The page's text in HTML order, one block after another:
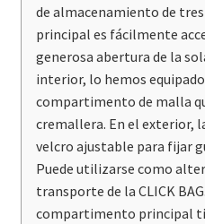
de almacenamiento de
principal es fácilmente
generosa abertura de la
interior, lo hemos
compartimento de malla
cremallera. En el exterior,
velcro ajustable para fijar
Puede utilizarse como
transporte de la CLICK
compartimento principal